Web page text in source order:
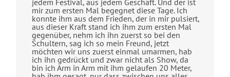
jedem Festival, aus jedem Geschäft. Und der ist
mir zum ersten Mal begegnet diese Tage. Ich
konnte ihm aus dem Frieden, der in mir pulsiert,
aus dieser Kraft stand ich ihm zum ersten Mal
gegenüber, nehm ich ihn zuerst so bei den
Schultern, sag ich so mein Freund, jetzt
möchten wir uns zuerst einmal umarmen, hab
ich ihn gedrückt und zwar nicht als Show, da
bin ich Arm in Arm mit ihm gelaufen 20 Meter,